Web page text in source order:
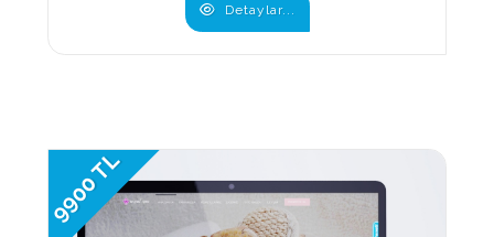
Detaylar...
9900 TL